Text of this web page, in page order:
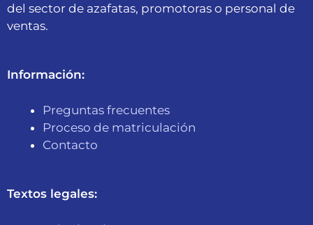
del sector de azafatas, promotoras o personal de
ventas.
Información:
Preguntas frecuentes
Proceso de matriculación
Contacto
Textos legales: